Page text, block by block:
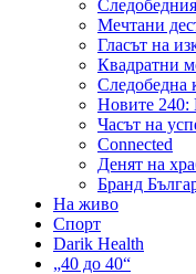
Мечтани
Гласът на
Квадратни
Следобедна
Новите 240:
Часът на
Connected
Денят на
Бранд
На живо
Спорт
Darik Health
„40 до 40“